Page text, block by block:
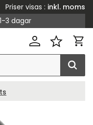
Priser visas
inkl. moms
3 dagar